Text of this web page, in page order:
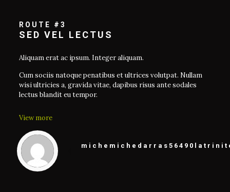
ROUTE #3
SED VEL LECTUS
Aliquam erat ac ipsum. Integer aliquam.
Cum sociis natoque penatibus et ultrices volutpat. Nullam
wisi ultricies a, gravida vitae, dapibus risus ante sodales
lectus blandit eu tempor.
View more